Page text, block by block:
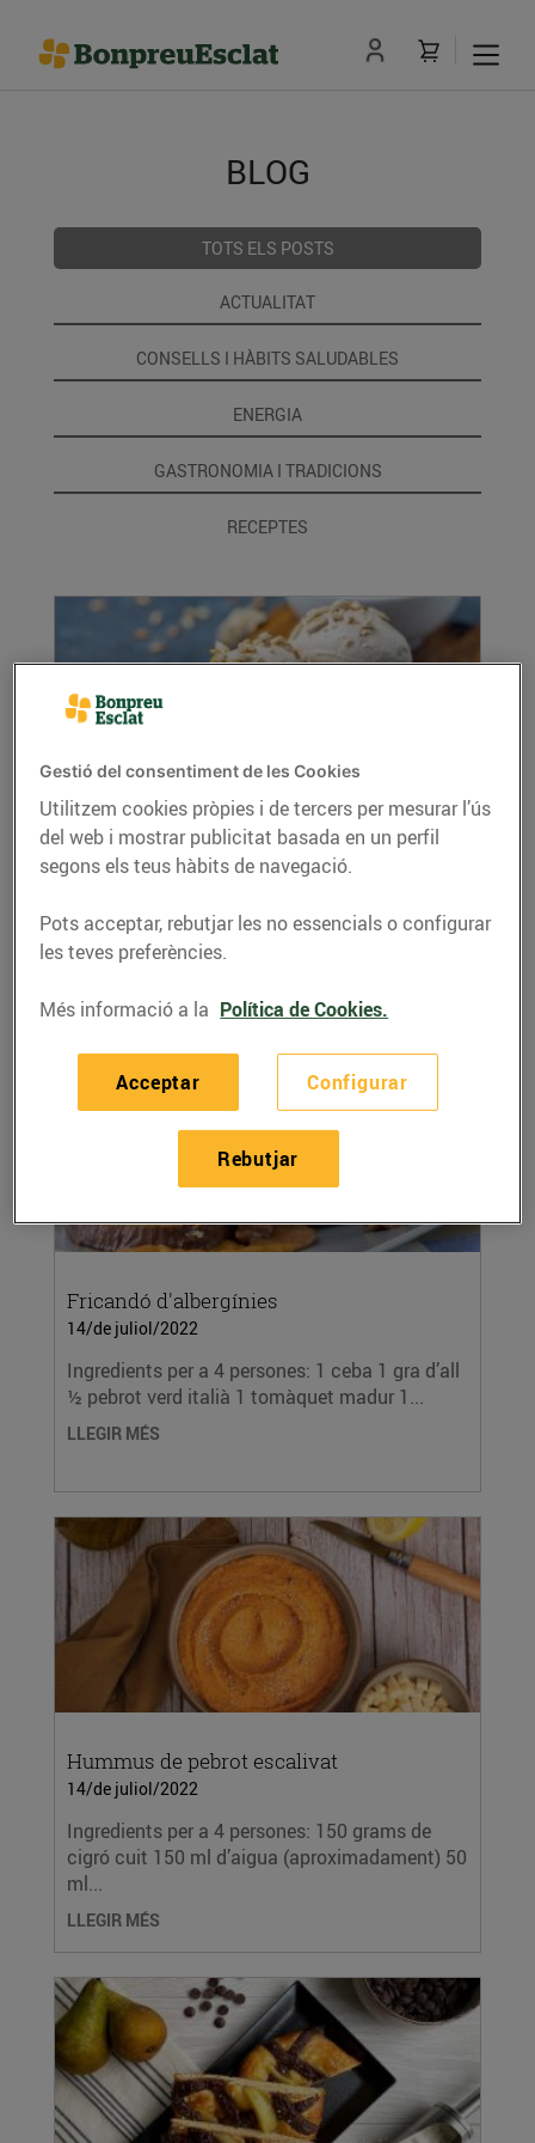
BLOG
TOTS ELS POSTS
ACTUALITAT
CONSELLS I HÀBITS SALUDABLES
ENERGIA
GASTRONOMIA I TRADICIONS
RECEPTES
Trucs per fer gelats a casa
15/de juliol/2022
Hi ha moltes maneres de gaudir d’un bon gelat
a casa. Pots comprar-te’l i gaudir-ne, però
també...
LLEGIR MÉS
Fricandó d'albergínies
14/de juliol/2022
Ingredients per a 4 persones: 1 ceba 1 gra d’all
½ pebrot verd italià 1 tomàquet madur 1...
LLEGIR MÉS
Hummus de pebrot escalivat
14/de juliol/2022
Ingredients per a 4 persones: 150 grams de
cigró cuit 150 ml d’aigua (aproximadament) 50
ml...
LLEGIR MÉS
Gestió del consentiment de les Cookies
Utilitzem cookies pròpies i de tercers per mesurar l’ús
del web i mostrar publicitat basada en un perfil
segons els teus hàbits de navegació.
Pots acceptar, rebutjar les no essencials o configurar
les teves preferències.
Més informació a la Política de Cookies.
Configurar
Rebutjar
Acceptar